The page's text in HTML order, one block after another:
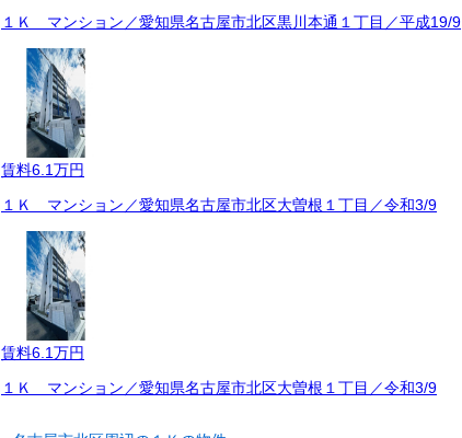
１Ｋ マンション／愛知県名古屋市北区黒川本通１丁目／平成19/9
賃料6.1万円
１Ｋ マンション／愛知県名古屋市北区大曽根１丁目／令和3/9
賃料6.1万円
１Ｋ マンション／愛知県名古屋市北区大曽根１丁目／令和3/9